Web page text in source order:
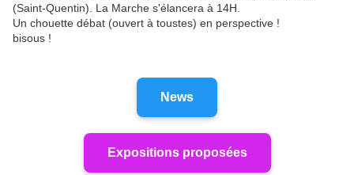
(Saint-Quentin). La Marche s'élancera à 14H.
Un chouette débat (ouvert à toustes) en perspective !
bisous !
News
Expositions proposées